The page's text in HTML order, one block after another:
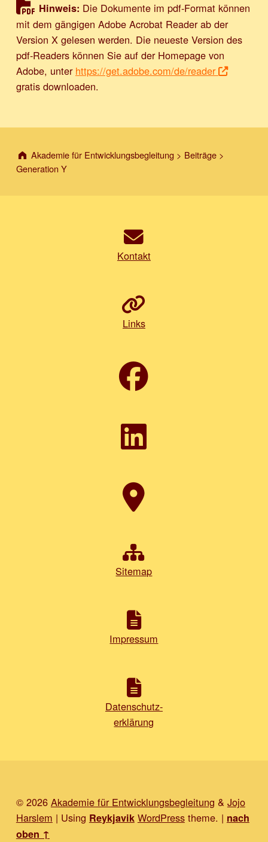
Hinweis: Die Dokumente im pdf-Format können
mit dem gängigen Adobe Acrobat Reader ab der
Version X gelesen werden. Die neueste Version des
pdf-Readers können Sie auf der Homepage von
Adobe, unter https://get.adobe.com/de/reader
gratis downloaden.
Akademie für Entwicklungsbegleitung > Beiträge>
Generation Y
Kontakt
Links
Sitemap
Impressum
Datenschutz-
erklärung
© 2026 Akademie für Entwicklungsbegleitung & Jojo
Harslem | Using Reykjavik WordPresstheme. | nach
oben ↑